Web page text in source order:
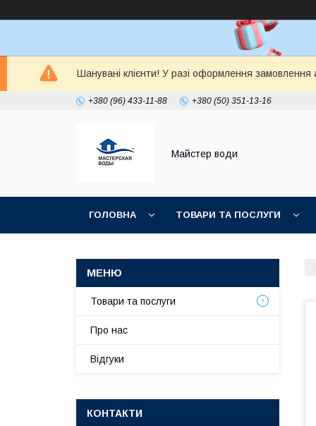
Шанувані клієнти! У разі оформлення замовлення
+380 (96) 433-11-88 +380 (50) 351-13-16
Майстер води
ГОЛОВНА ТОВАРИ ТА ПОСЛУГИ
Товари та послуги
Про нас
Відгуки
КОНТАКТИ